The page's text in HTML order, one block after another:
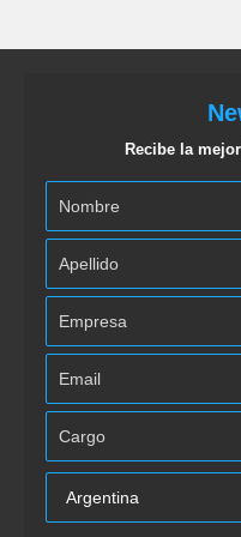
Recibe la